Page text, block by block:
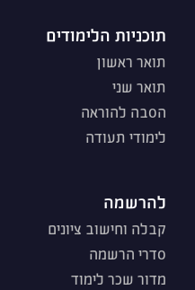
תוכניות הלימודים
תואר ראשון
תואר שני
הסבה להוראה
לימודי תעודה
להרשמה
קבלה וחישוב ציונים
סדרי הרשמה
מדור שכר לימוד